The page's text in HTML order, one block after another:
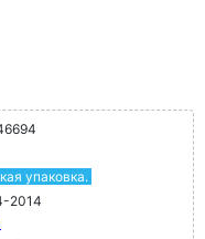
упаковка.
2014